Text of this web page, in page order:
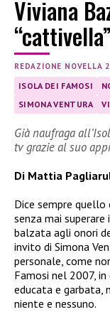
Viviana
“cattivella”
REDAZIONE NOVELLA
ISOLA DEI FAMOSI
SIMONA VENTURA
Già naufraga
tv grazie al suo
Di Mattia
Dice sempre quello
senza mai superare
balzata agli onori
invito di Simona
personale, come
Famosi nel 2007, in
educata e garbata,
niente e nessuno.